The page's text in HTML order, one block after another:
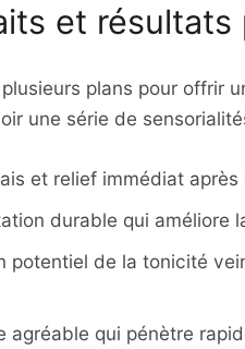
et résultats
plans pour offrir
une série de
et relief immédiat
durable qui améliore
potentiel de la tonicité
agréable qui pénètre